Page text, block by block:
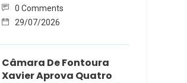
0 Comments
29/07/2026
Câmara De Fontoura
Xavier Aprova Quatro